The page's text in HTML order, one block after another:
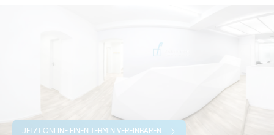
JETZT ONLINE EINEN TERMIN VEREINBAREN